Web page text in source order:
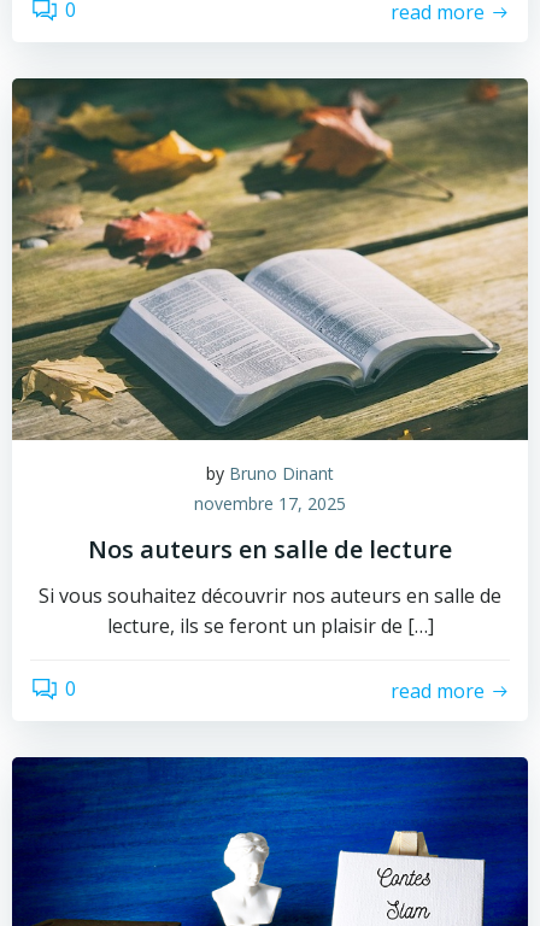
0 read more
by Bruno Dinant
novembre 17, 2025
Nos auteurs en salle de lecture
Si vous souhaitez découvrir nos auteurs en salle de
lecture, ils se feront un plaisir de […]
0 read more